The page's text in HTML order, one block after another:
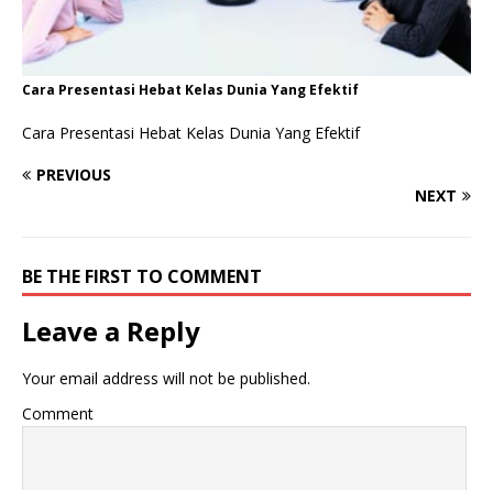
Cara Presentasi Hebat Kelas Dunia Yang Efektif
Cara Presentasi Hebat Kelas Dunia Yang Efektif
PREVIOUS
NEXT
BE THE FIRST TO COMMENT
Leave a Reply
Your email address will not be published.
Comment